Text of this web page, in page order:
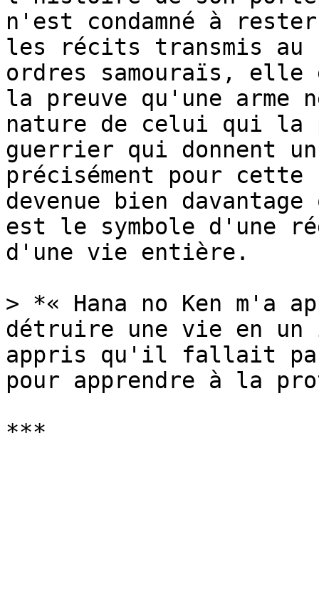
n'est condamné à
les récits transmis au
ordres samouraïs, elle
la preuve qu'une arme
nature de celui qui la
guerrier qui donnent
précisément pour cette
devenue bien
est le symbole d'une
d'une vie entière.
> *« Hana no Ken m'a
détruire une vie en un
appris qu'il fallait
pour apprendre à la